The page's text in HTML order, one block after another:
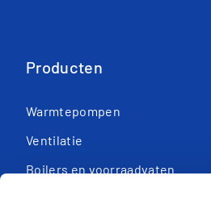
Producten
Warmtepompen
Ventilatie
Boilers en voorraadvaten